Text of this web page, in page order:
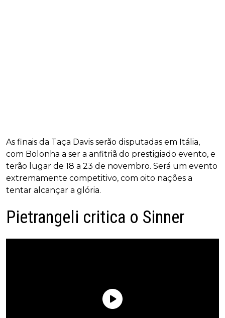
As finais da Taça Davis serão disputadas em Itália,
com Bolonha a ser a anfitriã do prestigiado evento, e
terão lugar de 18 a 23 de novembro. Será um evento
extremamente competitivo, com oito nações a
tentar alcançar a glória.
Pietrangeli critica o Sinner